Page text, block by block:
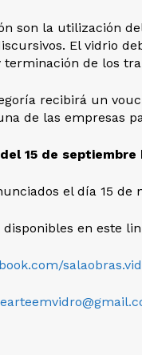
son la utilización
El vidrio
de los
recibirá un
de las empresas
15 de
el día 15 de
disponibles en este